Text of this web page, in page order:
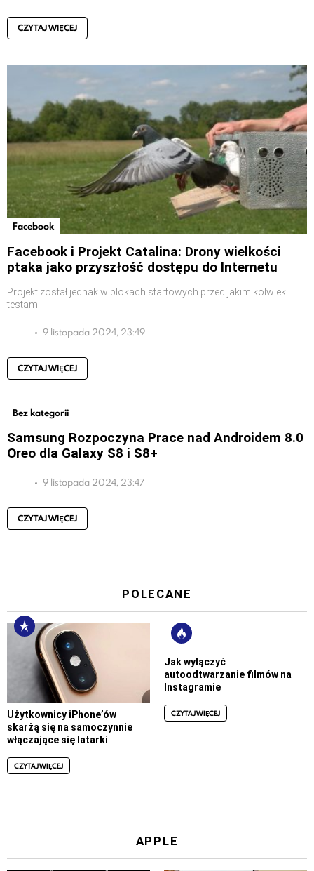
CZYTAJ WIĘCEJ
Facebook
Facebook i Projekt Catalina: Drony wielkości
ptaka jako przyszłość dostępu do Internetu
Projekt został jednak w blokach startowych przed jakimikolwiek
testami
9 listopada 2024, 23:49
CZYTAJ WIĘCEJ
Bez kategorii
Samsung Rozpoczyna Prace nad Androidem 8.0
Oreo dla Galaxy S8 i S8+
9 listopada 2024, 23:47
CZYTAJ WIĘCEJ
POLECANE
Użytkownicy iPhone’ów
skarżą się na samoczynnie
włączające się latarki
CZYTAJ WIĘCEJ
Jak wyłączyć
autoodtwarzanie filmów na
Instagramie
CZYTAJ WIĘCEJ
APPLE